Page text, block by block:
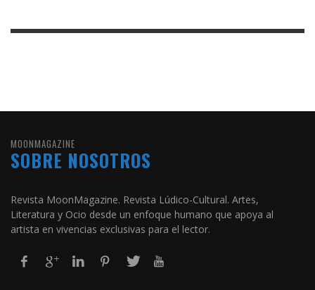
MOONMAGAZINE
SOBRE NOSOTROS
Revista MoonMagazine. Revista Lúdico-Cultural. Artes,
Literatura y Ocio desde un enfoque humano que apoya al
artista en vivencias exclusivas para el lector.